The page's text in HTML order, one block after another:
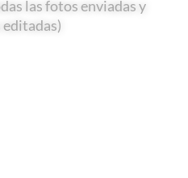
las fotos enviadas y